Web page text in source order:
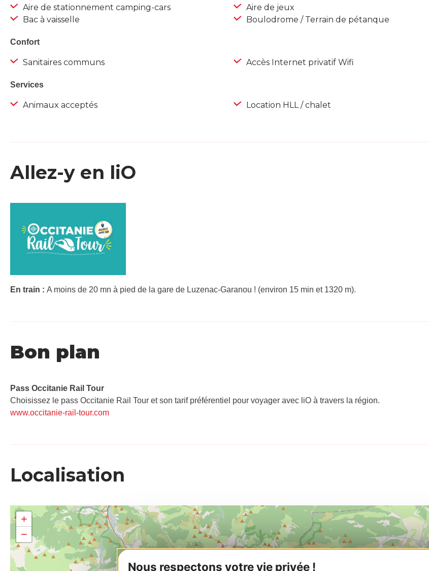
Nous respectons votre vie privée !
Aire de stationnement camping-cars
Bac à vaisselle
Aire de jeux
Boulodrome / Terrain de pétanque
Confort
Sanitaires communs Accès Internet privatif Wifi
Services
Animaux acceptés Location HLL / chalet
Allez-y en liO
En train : A moins de 20 mn à pied de la gare de Luzenac-Garanou ! (environ 15 min et 1320 m).
Bon plan
Pass Occitanie Rail Tour​
Choisissez le pass Occitanie Rail Tour et son tarif préférentiel pour voyager avec liO à travers la région.
www.occitanie-rail-tour.com
Localisation
+
−